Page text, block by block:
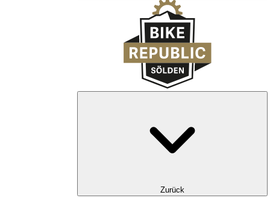
Zurück